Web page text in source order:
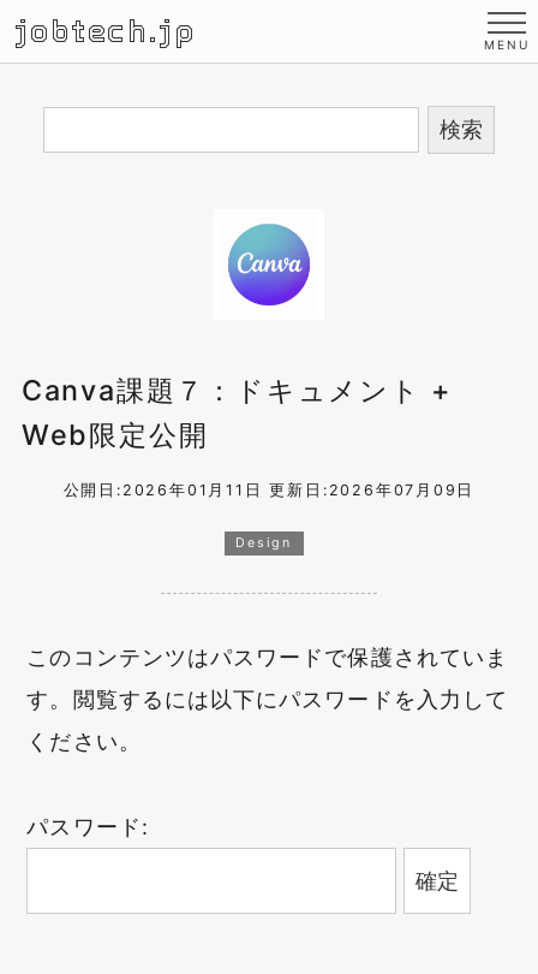
jobtech.jp
Canva課題７：ドキュメント +
Web限定公開
公開日:2026年01月11日 更新日:2026年07月09日
Design
このコンテンツはパスワードで保護されていま
す。閲覧するには以下にパスワードを入力して
ください。
パスワード: